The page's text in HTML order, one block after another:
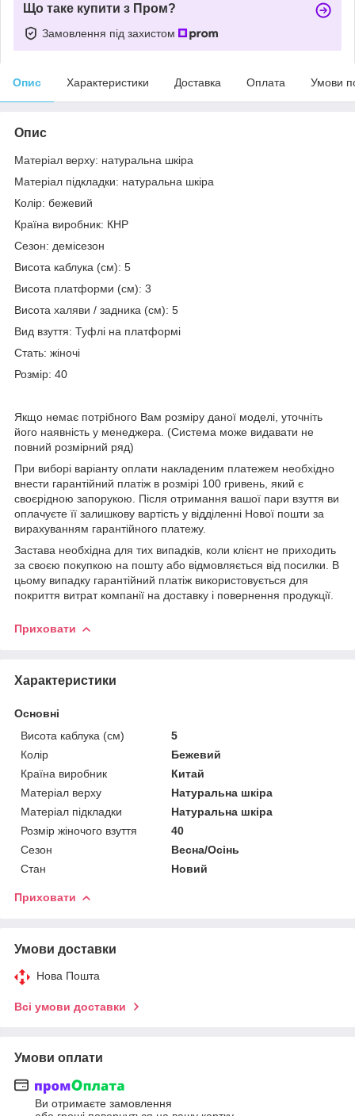
Що таке купити з Пром?
Замовлення під захистом
Опис Характеристики Доставка Оплата Умови
Опис
Матеріал верху: натуральна шкіра
Матеріал підкладки: натуральна шкіра
Колір: бежевий
Країна виробник: КНР
Сезон: демісезон
Висота каблука (см): 5
Висота платформи (см): 3
Висота халяви / задника (см): 5
Вид взуття: Туфлі на платформі
Стать: жіночі
Розмір: 40
Якщо немає потрібного Вам розміру даної моделі, уточніть
його наявність у менеджера. (Система може видавати не
повний розмірний ряд)
При виборі варіанту оплати накладеним платежем необхідно
внести гарантійний платіж в розмірі 100 гривень, який є
своєрідною запорукою. Після отримання вашої пари взуття ви
оплачуєте її залишкову вартість у відділенні Нової пошти за
вирахуванням гарантійного платежу.
Застава необхідна для тих випадків, коли клієнт не приходить
за своєю покупкою на пошту або відмовляється від посилки. В
цьому випадку гарантійний платіж використовується для
покриття витрат компанії на доставку і повернення продукції.
Приховати
Характеристики
Основні
Висота каблука (см)
5
Колір
Бежевий
Країна виробник
Китай
Матеріал верху
Натуральна шкіра
Матеріал підкладки
Натуральна шкіра
Розмір жіночого взуття
40
Сезон
Весна/Осінь
Стан
Новий
Приховати
Умови доставки
Нова Пошта
Всі умови доставки
Умови оплати
Ви отримаєте замовлення